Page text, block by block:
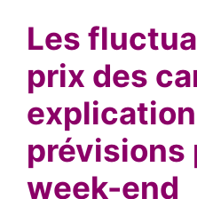
Les
prix des
prévisions
week-end